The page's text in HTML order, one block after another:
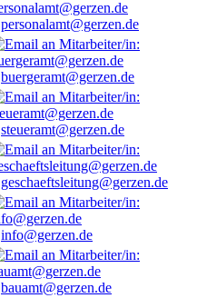
personalamt@gerzen.de
buergeramt@gerzen.de
steueramt@gerzen.de
geschaeftsleitung@gerzen.de
info@gerzen.de
bauamt@gerzen.de